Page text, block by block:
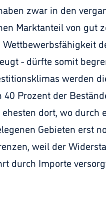
zwar in den
Marktanteil von gut
- dürfte somit
werden
Prozent der
dort, wo
Gebieten erst
weil der
durch Importe